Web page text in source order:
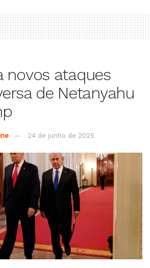
novos ataques
de Netanyahu
24 de junho de 2025